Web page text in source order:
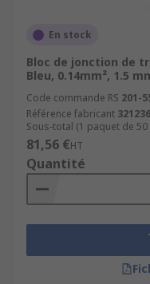
En stock
Bloc de jonction de
Bleu, 0.14mm², 1.5
Code commande RS 201-
Référence fabricant
Sous-total (1 paquet de 50
81,56 €HT
Quantité